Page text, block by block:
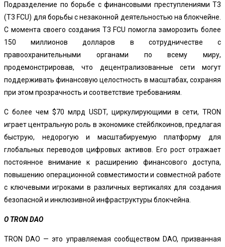
Подразделение по борьбе с финансовыми преступлениями T3
(T3 FCU) для борьбы с незаконной деятельностью на блокчейне.
С момента своего создания T3 FCU помогла заморозить более
150 миллионов долларов в сотрудничестве с
правоохранительными органами по всему миру,
продемонстрировав, что децентрализованные сети могут
поддерживать финансовую целостность в масштабах, сохраняя
при этом прозрачность и соответствие требованиям.
С более чем $70 млрд USDT, циркулирующими в сети, TRON
играет центральную роль в экономике стейблкоинов, предлагая
быструю, недорогую и масштабируемую платформу для
глобальных переводов цифровых активов. Его рост отражает
постоянное внимание к расширению финансового доступа,
повышению операционной совместимости и совместной работе
с ключевыми игроками в различных вертикалях для создания
безопасной и инклюзивной инфраструктуры блокчейна.
О TRON DAO
TRON DAO — это управляемая сообществом DAO, призванная